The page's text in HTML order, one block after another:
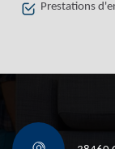
Prestations